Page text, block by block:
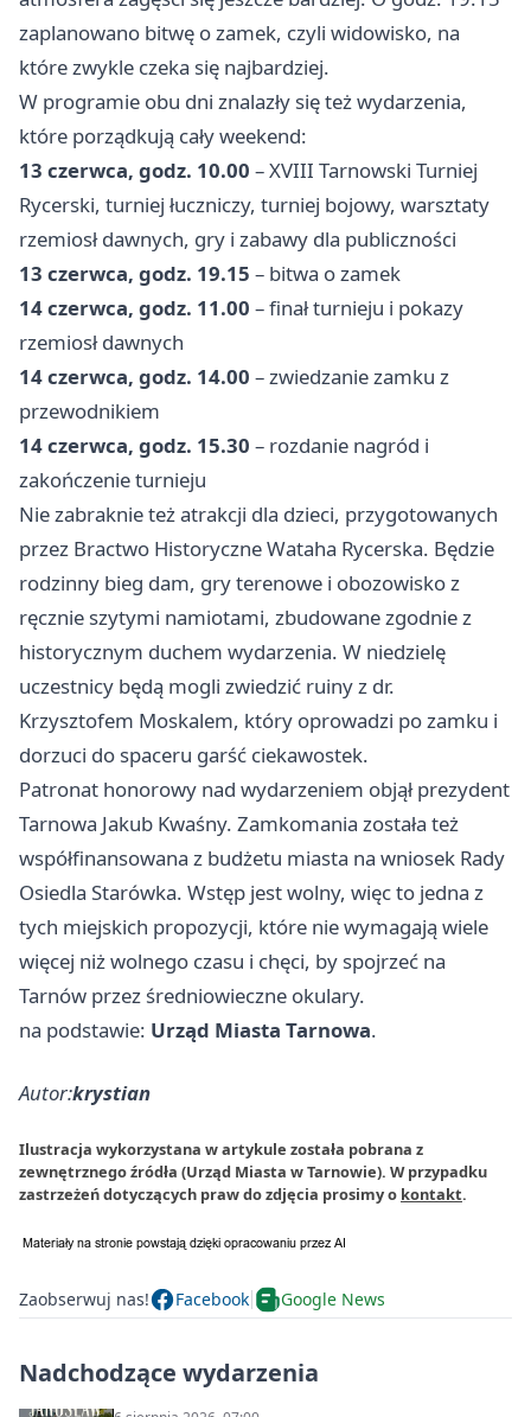
zaplanowano bitwę o zamek, czyli widowisko, na
które zwykle czeka się najbardziej.
W programie obu dni znalazły się też wydarzenia,
które porządkują cały weekend:
13 czerwca, godz. 10.00 – XVIII Tarnowski Turniej
Rycerski, turniej łuczniczy, turniej bojowy, warsztaty
rzemiosł dawnych, gry i zabawy dla publiczności
13 czerwca, godz. 19.15 – bitwa o zamek
14 czerwca, godz. 11.00 – finał turnieju i pokazy
rzemiosł dawnych
14 czerwca, godz. 14.00 – zwiedzanie zamku z
przewodnikiem
14 czerwca, godz. 15.30 – rozdanie nagród i
zakończenie turnieju
Nie zabraknie też atrakcji dla dzieci, przygotowanych
przez Bractwo Historyczne Wataha Rycerska. Będzie
rodzinny bieg dam, gry terenowe i obozowisko z
ręcznie szytymi namiotami, zbudowane zgodnie z
historycznym duchem wydarzenia. W niedzielę
uczestnicy będą mogli zwiedzić ruiny z dr.
Krzysztofem Moskalem, który oprowadzi po zamku i
dorzuci do spaceru garść ciekawostek.
Patronat honorowy nad wydarzeniem objął prezydent
Tarnowa Jakub Kwaśny. Zamkomania została też
współfinansowana z budżetu miasta na wniosek Rady
Osiedla Starówka. Wstęp jest wolny, więc to jedna z
tych miejskich propozycji, które nie wymagają wiele
więcej niż wolnego czasu i chęci, by spojrzeć na
Tarnów przez średniowieczne okulary.
na podstawie: Urząd Miasta Tarnowa.
Autor:krystian
Ilustracja wykorzystana w artykule została pobrana z
zewnętrznego źródła (Urząd Miasta w Tarnowie). W przypadku
zastrzeżeń dotyczących praw do zdjęcia prosimy o kontakt.
Zaobserwuj nas! Facebook Google News
Nadchodzące wydarzenia